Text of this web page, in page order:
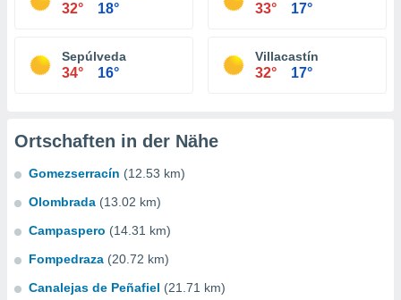
32° 18° 33° 17°
Sepúlveda
34° 16°
Villacastín
32° 17°
Ortschaften in der Nähe
Gomezserracín (12.53 km)
Olombrada (13.02 km)
Campaspero (14.31 km)
Fompedraza (20.72 km)
Canalejas de Peñafiel (21.71 km)